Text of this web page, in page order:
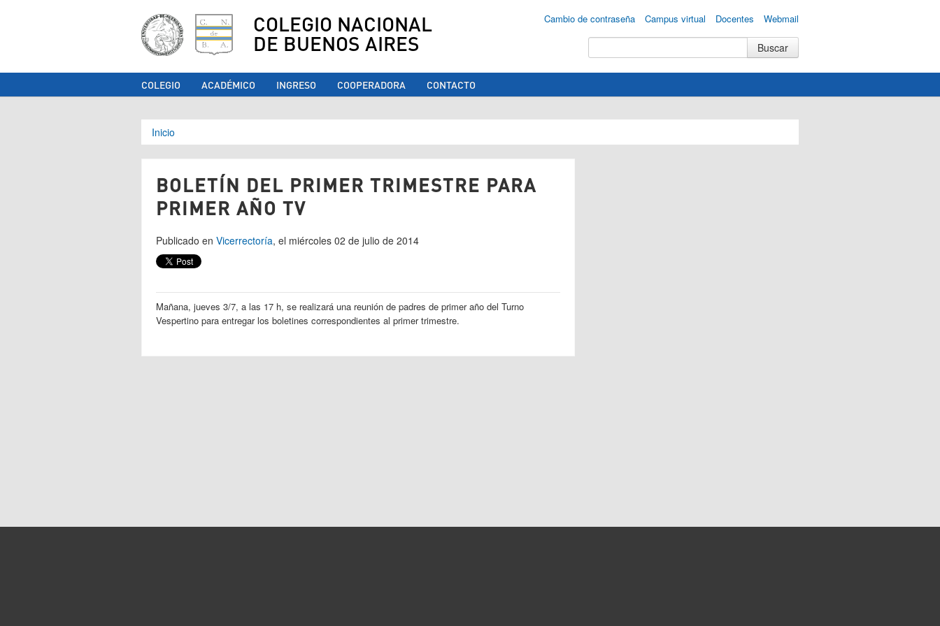
COLEGIO NACIONAL
DE BUENOS AIRES
Cambio de contraseña Campus virtual Docentes Webmail
COLEGIO ACADÉMICO INGRESO COOPERADORA CONTACTO
Se encuentra usted aquí
Inicio
BOLETÍN DEL PRIMER TRIMESTRE PARA
PRIMER AÑO TV
Publicado en Vicerrectoría, el miércoles 02 de julio de 2014
Mañana, jueves 3/7, a las 17 h, se realizará una reunión de padres de primer año del Turno
Vespertino para entregar los boletines correspondientes al primer trimestre.